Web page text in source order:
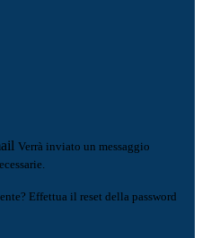
Verrà inviato un messaggio
Effettua il reset della password